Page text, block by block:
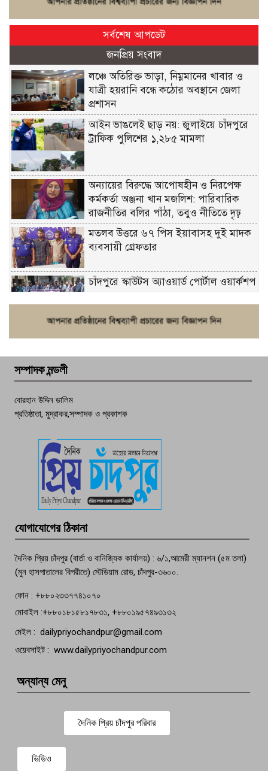
সর্বশেষ আপডেট
জনপ্রিয় সংবাদ
লঞ্চে অতিরিক্ত ভাড়া, নিম্নমানের খাবার ও
যাত্রী হয়রানি বন্ধে কঠোর অবস্থানে জেলা
প্রশাসন
আইন ভাঙলেই ছাড় নয়: জুলাইয়ে চাঁদপুরে
ট্রাফিক পুলিশের ১,২৮৫ মামলা
অন্যায়ের বিরুদ্ধে আপোষহীন ও নিরপেক্ষ
কর্মকর্তা অঞ্জনা খান মজলিশ: পারিবারিক
রাজনীতির বলির পাঁঠা, তবুও নীতিতে দৃঢ়
মতলব উত্তরে ৬৭ পিস ইয়াবাসহ দুই মাদক
ব্যবসায়ী গ্রেফতার
চাঁদপুরে স্কাউটস অ্যাওয়ার্ড পোর্টাল ওয়ার্কশপ
পচা দুর্গন্ধে ৯৯৯-এ ফোন, ফরিদগঞ্জে
তরুণের অর্ধগলিত লাশ উদ্ধার
বেঁচে নেই, বিভিন্ন সংগঠনের শোক
সম্পাদক মন্ডলী
বোরহান উদ্দিন ডালিম
প্রতিষ্ঠাতা, মুদ্রাকর,সম্পাদক ও প্রকাশক
যোগাযোগের ঠিকানা
দৈনিক প্রিয় চাঁদপুর (বার্তা ও বানিজ্যিক কার্যালয়) : ৬/১,আমেরী ম্যানশন (৫ম তলা)
(মুন হাসপাতালের বিপরীতে) স্টেডিয়াম রোড, চাঁদপুর-৩৬০০.
ফোন : +৮৮০২৩৩৭৭৪১০৭০
মোবাইল :+৮৮০১৮১৫৮১৭৮৩১, +৮৮০১৯৫৭৪৯৩১৩২
মেইল : dailypriyochandpur@gmail.com
ওয়েবসাইট : www.dailypriyochandpur.com
অন্যান্য মেনু
দৈনিক প্রিয় চাঁদপুর পরিবার
ভিডিও